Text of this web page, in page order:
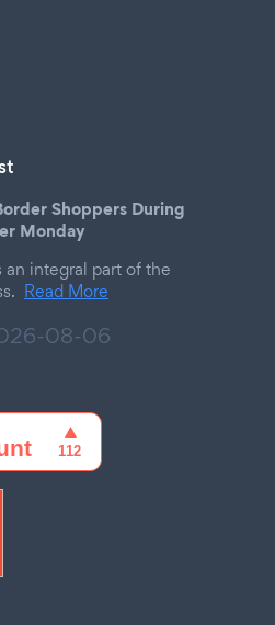
Shoppers During
Monday
integral part of the
Read More
08-06